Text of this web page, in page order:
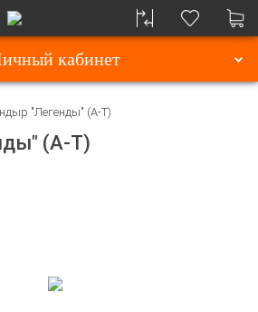
кабинет
"Легенды" (А-Т)
(А-Т)